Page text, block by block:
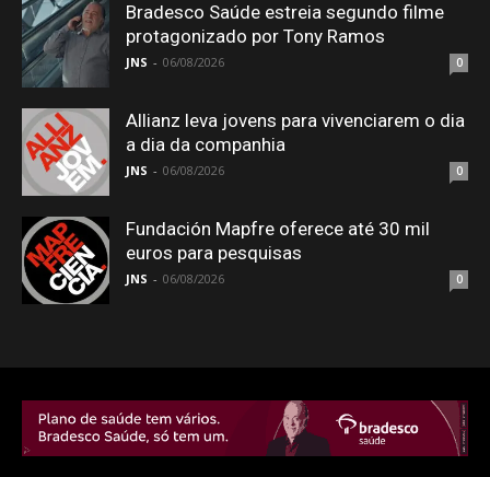
Bradesco Saúde estreia segundo filme
protagonizado por Tony Ramos
JNS - 06/08/2026 0
Allianz leva jovens para vivenciarem o dia
a dia da companhia
JNS - 06/08/2026 0
Fundación Mapfre oferece até 30 mil
euros para pesquisas
JNS - 06/08/2026 0